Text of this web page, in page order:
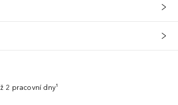
2 pracovní dny¹